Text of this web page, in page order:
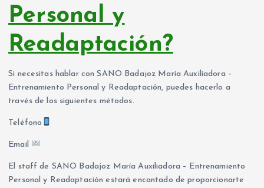
Personal y
Readaptación?
Si necesitas hablar con SANO Badajoz María Auxiliadora –
Entrenamiento Personal y Readaptación, puedes hacerlo a
través de los siguientes métodos.
Teléfono
Email
El staff de SANO Badajoz María Auxiliadora – Entrenamiento
Personal y Readaptación estará encantado de proporcionarte